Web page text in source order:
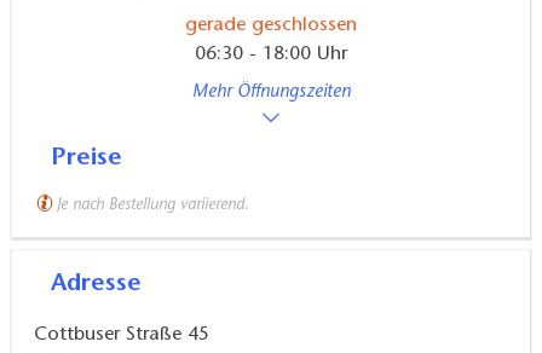
gerade geschlossen
06:30 - 18:00 Uhr
Mehr Öffnungszeiten
Preise
Je nach Bestellung variierend.
Adresse
Cottbuser Straße 45